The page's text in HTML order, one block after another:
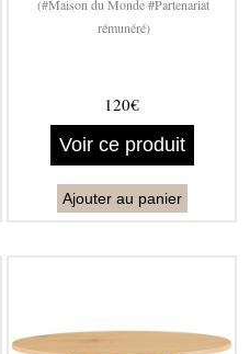
(#Maison du Monde #Partenariat
rémunéré)
120€
Voir ce produit
Ajouter au panier